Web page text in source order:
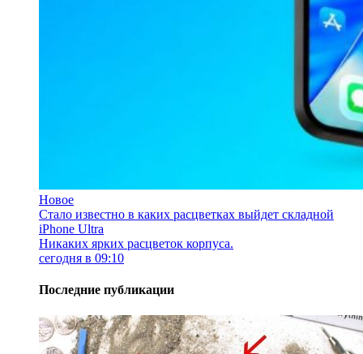
Новое
Стало известно в каких расцветках выйдет складной
iPhone Ultra
Никаких ярких расцветок корпуса.
сегодня в 09:10
Последние публикации